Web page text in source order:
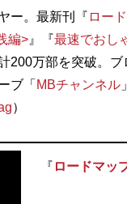
ー。最新刊『 ロー
編>』『最速でおし
200万部を突破。ブ
ブ「 MBチャンネル
）
『 ロードマッ